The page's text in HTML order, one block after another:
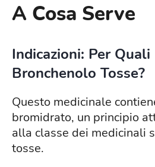
A Cosa Serve
Indicazioni: Per
Bronchenolo Tosse?
Questo medicinale
bromidrato, un principio
alla classe dei medicinali
tosse.